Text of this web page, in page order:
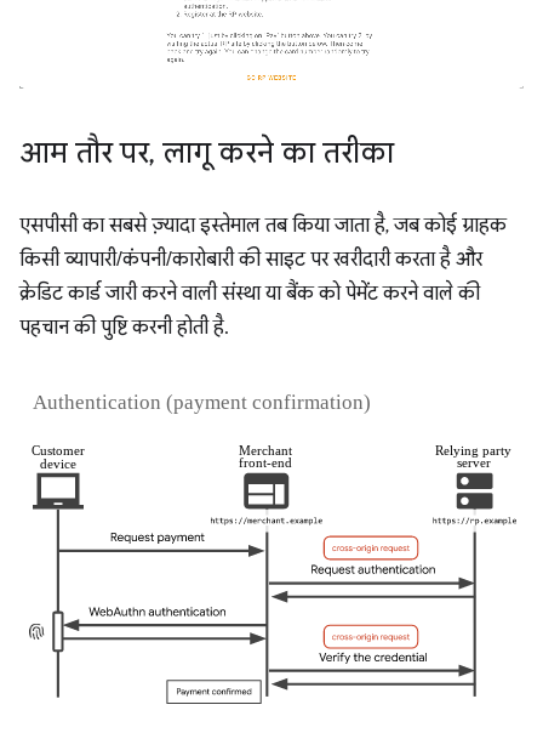
आम तौर पर, लागू करने का तरीका
एसपीसी का सबसे ज़्यादा इस्तेमाल तब किया जाता है, जब कोई ग्राहक
किसी व्यापारी/कंपनी/कारोबारी की साइट पर खरीदारी करता है और
क्रेडिट कार्ड जारी करने वाली संस्था या बैंक को पेमेंट करने वाले की
पहचान की पुष्टि करनी होती है.